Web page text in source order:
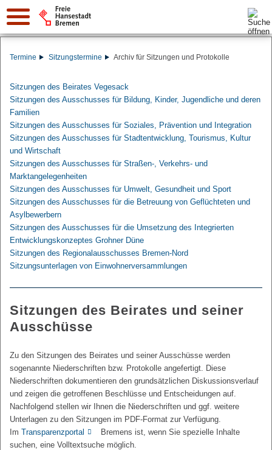
Suche:
Termine Sitzungstermine Archiv für Sitzungen und Protokolle
Sitzungen des Beirates Vegesack
Sitzungen des Ausschusses für Bildung, Kinder, Jugendliche und deren
Familien
Sitzungen des Ausschusses für Soziales, Prävention und Integration
Sitzungen des Ausschusses für Stadtentwicklung, Tourismus, Kultur
und Wirtschaft
Sitzungen des Ausschusses für Straßen-, Verkehrs- und
Marktangelegenheiten
Sitzungen des Ausschusses für Umwelt, Gesundheit und Sport
Sitzungen des Ausschusses für die Betreuung von Geflüchteten und
Asylbewerbern
Sitzungen des Ausschusses für die Umsetzung des Integrierten
Entwicklungskonzeptes Grohner Düne
Sitzungen des Regionalausschusses Bremen-Nord
Sitzungsunterlagen von Einwohnerversammlungen
Sitzungen des Beirates und seiner
Ausschüsse
Zu den Sitzungen des Beirates und seiner Ausschüsse werden
sogenannte Niederschriften bzw. Protokolle angefertigt. Diese
Niederschriften dokumentieren den grundsätzlichen Diskussionsverlauf
und zeigen die getroffenen Beschlüsse und Entscheidungen auf.
Nachfolgend stellen wir Ihnen die Niederschriften und ggf. weitere
Unterlagen zu den Sitzungen im PDF-Format zur Verfügung.
Im Transparenzportal
Bremens ist, wenn Sie spezielle Inhalte
suchen, eine Volltextsuche möglich.